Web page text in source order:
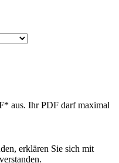
aus. Ihr PDF darf maximal
erklären Sie sich mit